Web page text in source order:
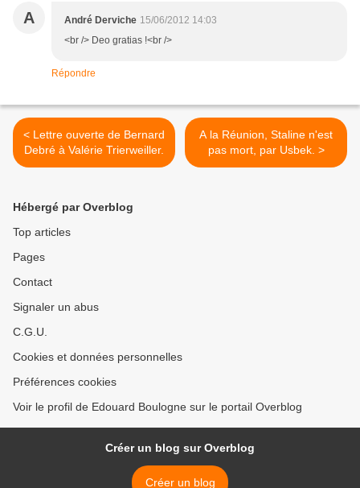
A André Derviche 15/06/2012 14:03
<br /> Deo gratias !<br />
Répondre
< Lettre ouverte de Bernard
Debré à Valérie Trierweiller.
A la Réunion, Staline n'est
pas mort, par Usbek. >
Hébergé par Overblog
Top articles
Pages
Contact
Signaler un abus
C.G.U.
Cookies et données personnelles
Préférences cookies
Voir le profil de Edouard Boulogne sur le portail Overblog
Créer un blog sur Overblog
Créer un blog